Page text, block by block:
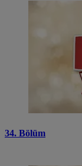
34. Bölüm